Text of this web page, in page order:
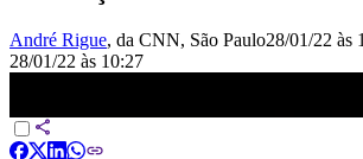
André Rigue, da CNN, São Paulo28/01/22 às
28/01/22 às 10:27